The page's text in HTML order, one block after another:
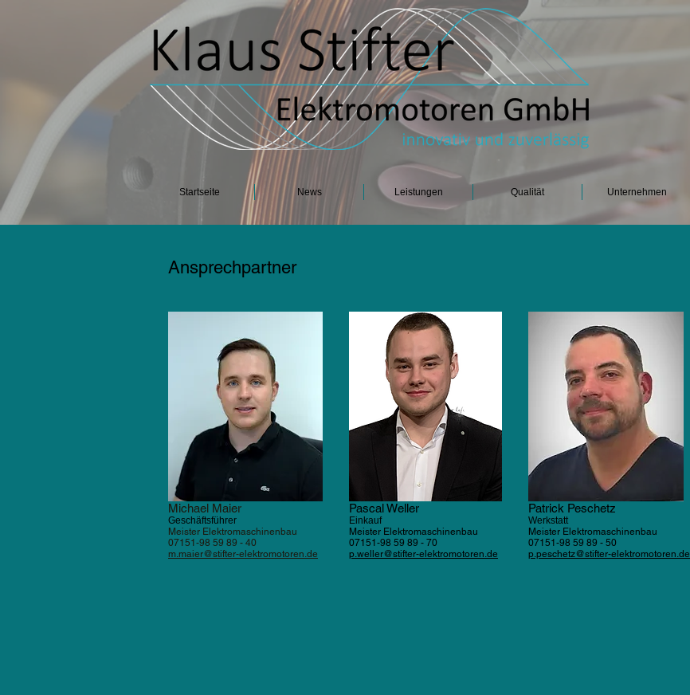
Startseite News Leistungen Qualität Unternehmen
Ansprechpartner
Michael Maier
Geschäftsführer
Meister Elektromaschinenbau
07151-98 59 89 - 40
m.maier@stifter-elektromotoren.de
Patrick Peschetz
Werkstatt
Meister Elektromaschinenbau
07151-98 59 89 - 50
p.peschetz@stifter-elektromotoren.de
Pascal Weller
Einkauf
Meister Elektromaschinenbau
07151-98 59 89 - 70
p.weller@stifter-elektromotoren.de